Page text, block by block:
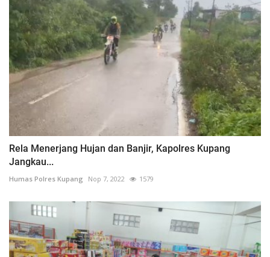
Rela Menerjang Hujan dan Banjir, Kapolres Kupang
Jangkau...
Humas Polres Kupang Nop 7, 2022 1579